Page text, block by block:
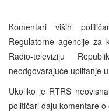
Komentari viših
Regulatorne agencije za
Radio-televiziju
neodgovarajuće uplitanje
Ukoliko je RTRS
političari daju komentare